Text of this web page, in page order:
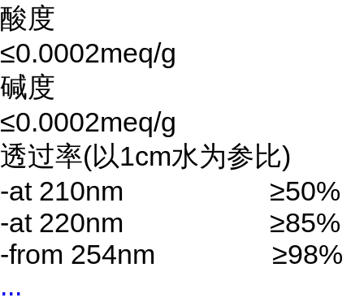
酸度
≤0.0002meq/g
碱度
≤0.0002meq/g
透过率(以1cm水为参比)
-at 210nm ≥50%
-at 220nm ≥85%
-from 254nm ≥98%
...